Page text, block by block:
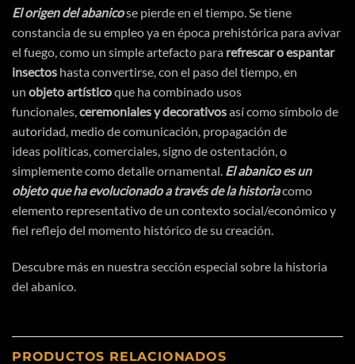
El origen del abanicose pierde en el tiempo. Se tiene
constancia de su empleo ya en época prehistórica para avivar
el fuego, como un simple artefacto para refrescar o espantar
insectos hasta convertirse, con el paso del tiempo, en
un objetoartísticoque ha combinado usos
funcionales,ceremoniales y decorativosasí comosímbolode
autoridad, medio decomunicación, propagación de
ideas políticas, comerciales, signo deostentación, o
simplemente como detalle ornamental. El abanico es un
objeto que ha evolucionado atravésde la historiacomo
elemento representativo de un contexto social/económicoy
fiel reflejo del momento históricode su creación.
Descubre más en nuestra sección especial sobre la historia
del abanico.
PRODUCTOS RELACIONADOS